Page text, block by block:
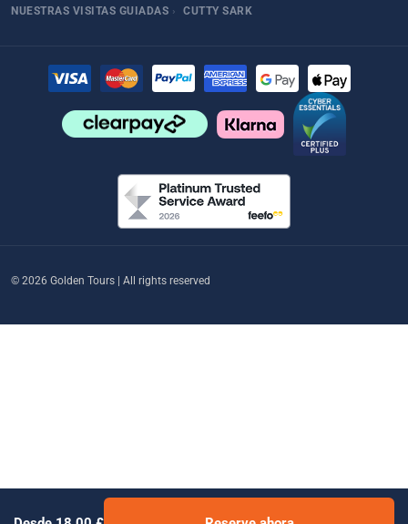
NUESTRAS VISITAS GUIADAS › CUTTY SARK
© 2026 Golden Tours | All rights reserved